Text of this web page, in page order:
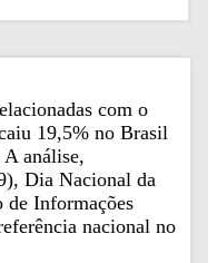
com o
19,5% no Brasil
análise,
Dia Nacional da
Informações
nacional no